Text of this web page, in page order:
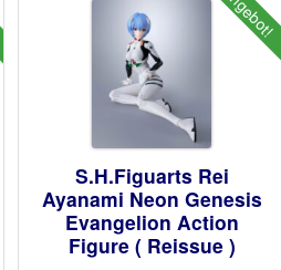
S.H.Figuarts Rei
Ayanami Neon Genesis
Evangelion Action
Figure ( Reissue )